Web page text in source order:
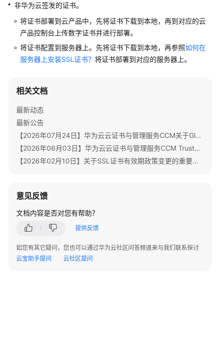
计
说
明
快
门
SSL
证
书
用
指
私
有
用
户
非华为云签发的证书。
将证书部署到云产品中，先将证书下载到本地，再到对应的云
产品控制台上传数字证书并进行部署。
将证书配置到服务器上。先将证书下载到本地，再参照如何在
服务器上安装SSL证书？ 将证书部署到对应的服务器上。
相关文档
最新动态
最新公告
【2026年07月24日】华为云云证书与管理服务CCM关于GlobalSign根证书体系迁移通知
【2026年06月03日】华为云云证书与管理服务CCM TrustAsia品牌证书停售通知
【2026年02月10日】关于SSL证书有效期政策变更的重要通知
意见反馈
文档内容是否对您有帮助？
提供反馈
如您有其它疑问，您也可以通过华为云社区问答频道来与我们联系探讨
云宝助手提问
云社区提问